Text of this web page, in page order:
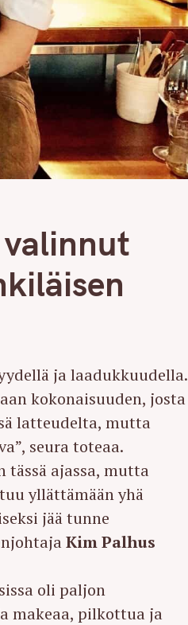
valinnut
ja laadukkuudella.
kokonaisuuden, josta
latteudelta, mutta
seura toteaa.
tässä ajassa, mutta
yllättämään yhä
jää tunne
Kim Palhus
oli paljon
makeaa, pilkottua ja